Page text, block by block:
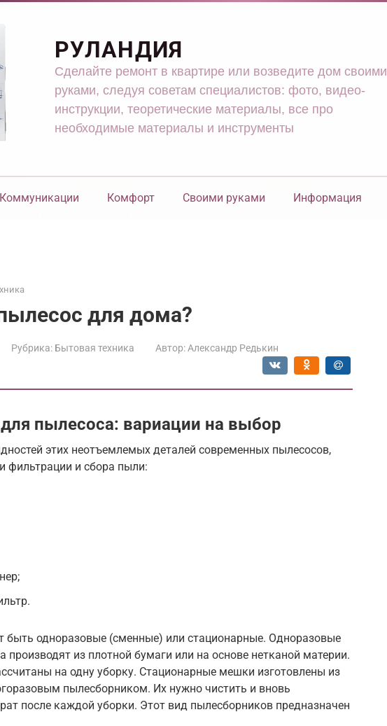
РУЛАНДИЯ
Сделайте ремонт в квартире или возведите дом своими
руками, следуя советам специалистов: фото, видео-
инструкции, теоретические материалы, все про
необходимые материалы и инструменты
Коммуникации Комфорт Своими руками Информация
для дома?
Рубрика: Бытовая техника Автор: Александр Редькин
пылесоса: вариации на выбор
этих неотъемлемых деталей современных пылесосов,
фильтрации и сбора пыли:
одноразовые (сменные) или стационарные. Одноразовые
из плотной бумаги или на основе нетканой материи.
на одну уборку. Стационарные мешки изготовлены из
пылесборником. Их нужно чистить и вновь
после каждой уборки. Этот вид пылесборников предназначен